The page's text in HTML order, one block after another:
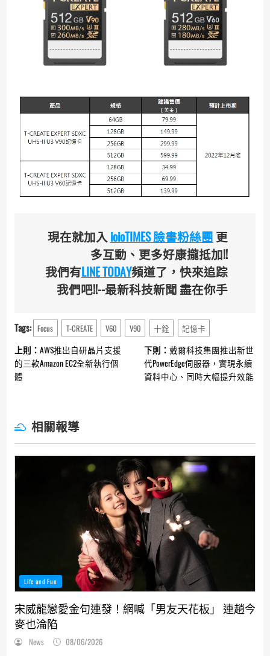
現在就加入ioioTIMES 臉書粉絲團更
多互動、更多好康攏抵加!!
我們有LINE TODAY頻道了，快來追踪
我們吧!!--最新科技新聞 盡在你手
Tags: Focus T-CREATE V60 V90 十銓 記憶卡
Continue
Reading
上則： AWS推出自研晶片支援
的三款Amazon EC2全新執行個
體
下則： 戴爾科技集團推出新世
代PowerEdge伺服器，實現永續
資料中心、同時大幅提升效能
相關報導
Life and Fun
宋威龍戀愛金句連發！網喊「男友天花板」 連趙今
麥也淪陷
News 08/06/2026